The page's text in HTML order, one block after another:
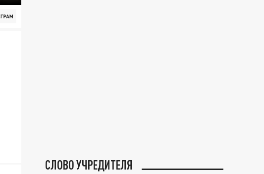
СЛОВО УЧРЕДИТЕЛЯ